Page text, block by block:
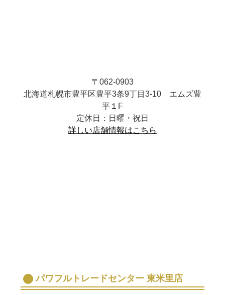
〒062-0903
北海道札幌市豊平区豊平3条9丁目3-10 エムズ豊
平１F
定休日：日曜・祝日
詳しい店舗情報はこちら
パワフルトレードセンター 東米里店